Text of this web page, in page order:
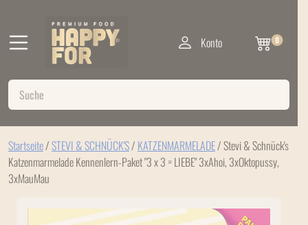
Konto 0
Startseite/STEVI & SCHNÜCK'S/ KATZENMARMELADE/ Stevi & Schnück's
Katzenmarmelade Kennenlern-Paket "3 x 3 = LIEBE" 3xAhoi, 3xOktopussy,
3xMauMau